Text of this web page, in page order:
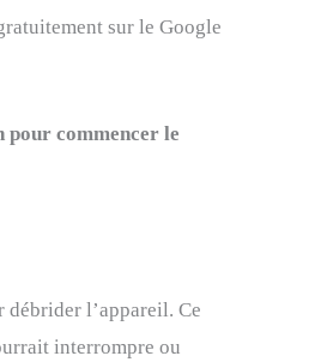
sur le Google
pour commencer le
débrider l’appareil. Ce
interrompre ou